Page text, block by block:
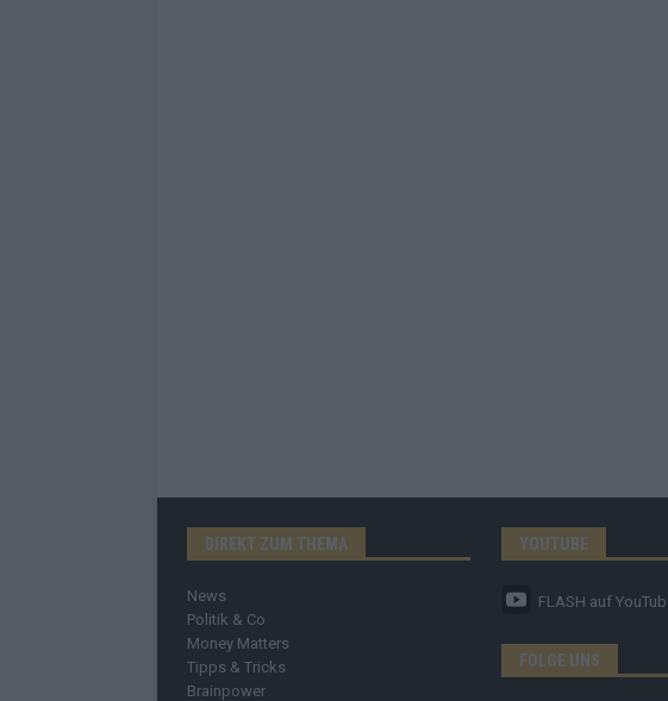
DIREKT ZUM THEMA
News
Politik & Co
Money Matters
Tipps & Tricks
Brainpower
YOUTUBE
FLASH auf
FOLGE UNS